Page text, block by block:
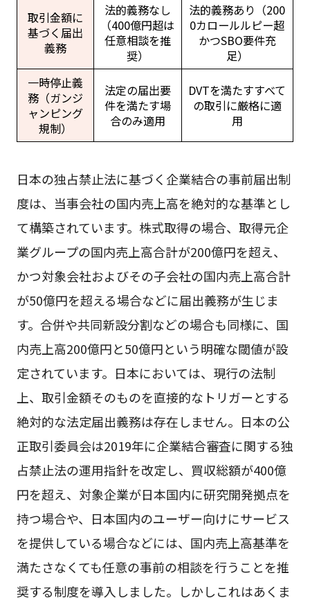
取引金額に
基づく届出
義務
法的義務なし
（400億円超は
任意相談を推
奨）
法的義務あり（200
0カロールルピー超
かつSBO要件充
足）
一時停止義
務（ガンジ
ャンピング
規制）
法定の届出要
件を満たす場
合のみ適用
DVTを満たすすべて
の取引に厳格に適
用
日本の独占禁止法に基づく企業結合の事前届出制
度は、当事会社の国内売上高を絶対的な基準とし
て構築されています。株式取得の場合、取得元企
業グループの国内売上高合計が200億円を超え、
かつ対象会社およびその子会社の国内売上高合計
が50億円を超える場合などに届出義務が生じま
す。合併や共同新設分割などの場合も同様に、国
内売上高200億円と50億円という明確な閾値が設
定されています。日本においては、現行の法制
上、取引金額そのものを直接的なトリガーとする
絶対的な法定届出義務は存在しません。日本の公
正取引委員会は2019年に企業結合審査に関する独
占禁止法の運用指針を改定し、買収総額が400億
円を超え、対象企業が日本国内に研究開発拠点を
持つ場合や、日本国内のユーザー向けにサービス
を提供している場合などには、国内売上高基準を
満たさなくても任意の事前の相談を行うことを推
奨する制度を導入しました。しかしこれはあくま